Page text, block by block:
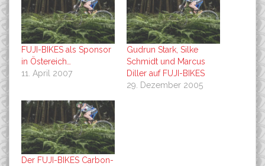
FUJI-BIKES als Sponsor
in Östereich…
11. April 2007
Gudrun Stark, Silke
Schmidt und Marcus
Diller auf FUJI-BIKES
29. Dezember 2005
Der FUJI-BIKES Carbon-